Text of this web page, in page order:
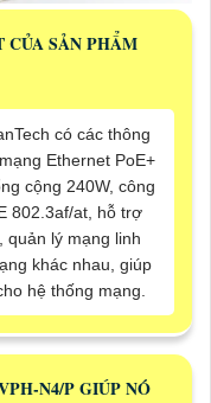
SẢN PHẨM
có các thông
Ethernet PoE+
cộng 240W, công
802.3af/at, hỗ trợ
quản lý mạng linh
khác nhau, giúp
hệ thống mạng.
N4/P GIÚP NÓ